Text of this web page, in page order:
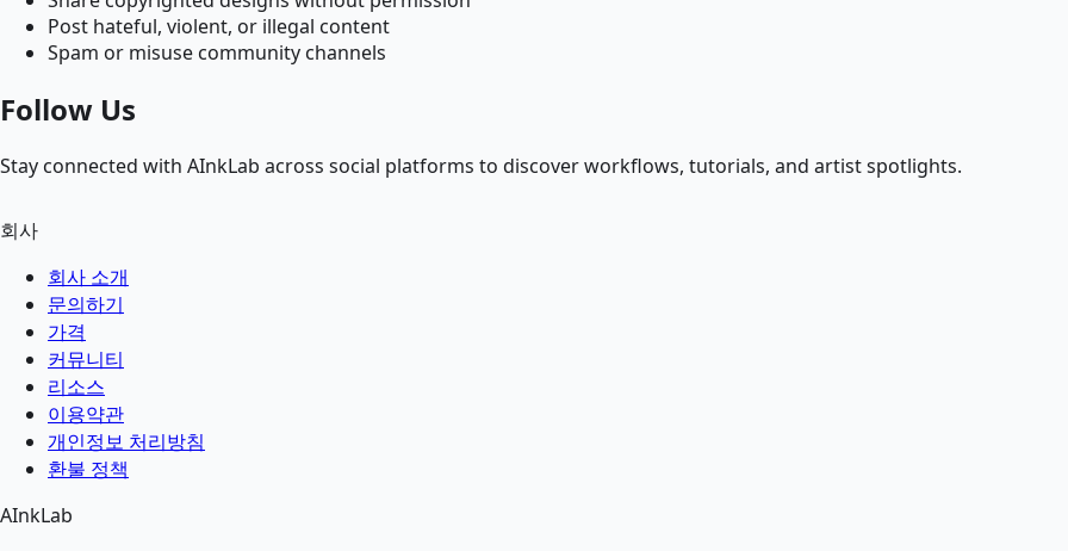
Post hateful, violent, or illegal content
Spam or misuse community channels
Follow Us
Stay connected with AInkLab across social platforms to discover workflows, tutorials, and artist spotlights.
회사
회사 소개
문의하기
가격
커뮤니티
리소스
이용약관
개인정보 처리방침
환불 정책
AInkLab